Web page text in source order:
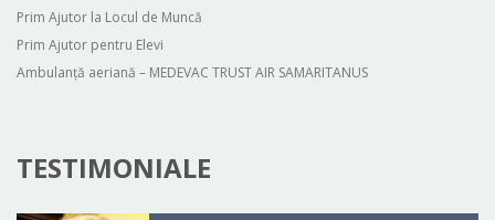
Prim Ajutor la Locul de Muncă
Prim Ajutor pentru Elevi
Ambulanță aeriană – MEDEVAC TRUST AIR SAMARITANUS
TESTIMONIALE